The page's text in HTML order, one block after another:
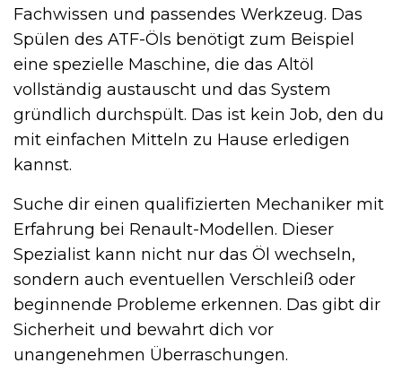
Fachwissen und passendes Werkzeug. Das
Spülen des ATF-Öls benötigt zum Beispiel
eine spezielle Maschine, die das Altöl
vollständig austauscht und das System
gründlich durchspült. Das ist kein Job, den du
mit einfachen Mitteln zu Hause erledigen
kannst.
Suche dir einen qualifizierten Mechaniker mit
Erfahrung bei Renault-Modellen. Dieser
Spezialist kann nicht nur das Öl wechseln,
sondern auch eventuellen Verschleiß oder
beginnende Probleme erkennen. Das gibt dir
Sicherheit und bewahrt dich vor
unangenehmen Überraschungen.